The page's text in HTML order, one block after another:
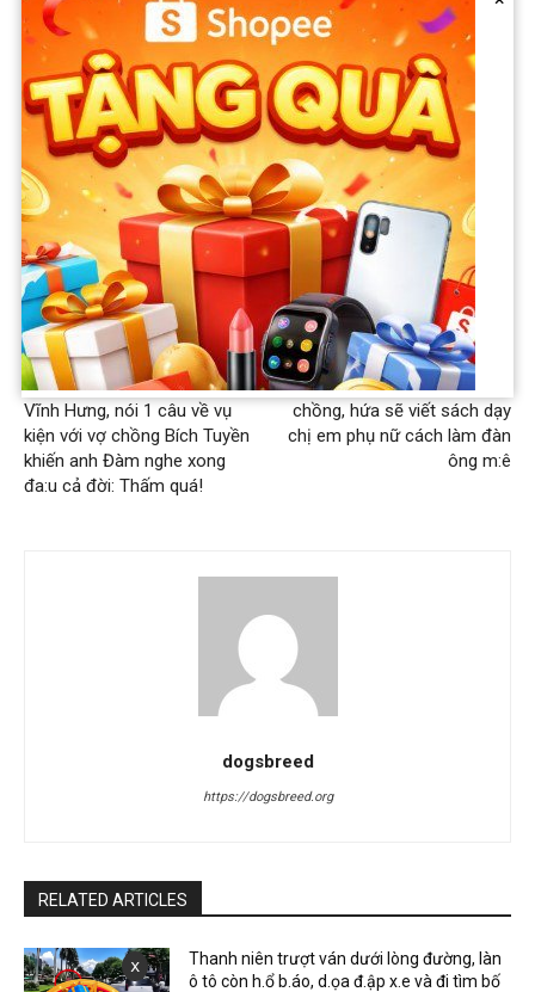
buồn nhưng không biết làm sao hơn, thôi thì mỗi người một
tính”.
Previous article
Danh ca Chế Linh thẳng
thừng từ chối hát cùng Đàm
Vĩnh Hưng, nói 1 câu về vụ
kiện với vợ chồng Bích Tuyền
khiến anh Đàm nghe xong
đa:u cả đời: Thấm quá!
Next article
Hoàng Yến: Tôi thấy bản thân
mình giỏi khi lấy được 5
chồng, hứa sẽ viết sách dạy
chị em phụ nữ cách làm đàn
ông m:ê
dogsbreed
https://dogsbreed.org
RELATED ARTICLES
Thanh niên trượt ván dưới lòng đường, làn
ô tô còn h.ổ b.áo, d.ọa đ.ập x.e và đi tìm bố
x